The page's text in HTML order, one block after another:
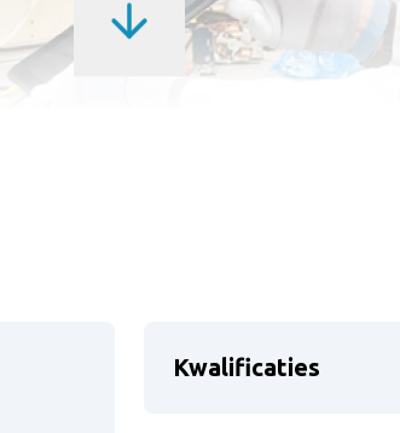
Kwalificaties